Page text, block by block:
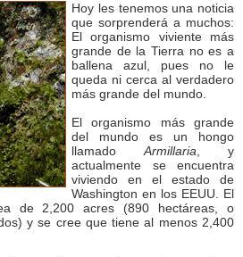
Hoy les tenemos una noticia
que sorprenderá a muchos:
El organismo viviente más
grande de la Tierra no es a
ballena azul, pues no le
queda ni cerca al verdadero
más grande del mundo.
El organismo más grande
del mundo es un hongo
llamado Armillaria , y
actualmente se encuentra
viviendo en el estado de
Washington en los EEUU. El
de 2,200 acres (890 hectáreas, o
y se cree que tiene al menos 2,400